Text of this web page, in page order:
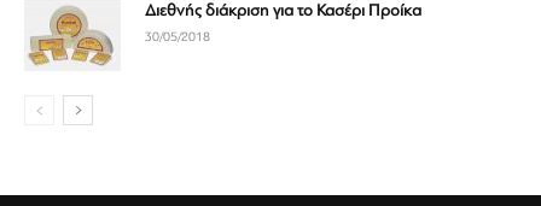
Διεθνής διάκριση για το Κασέρι Προίκα
30/05/2018